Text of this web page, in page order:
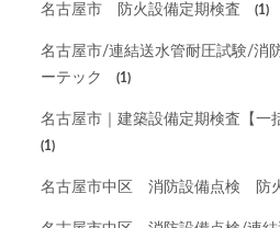
名古屋市 防火設備定期検査 (1)
名古屋市/連結送水管耐圧試験/消
ーテック
(1)
名古屋市｜建築設備定期検査【一
(1)
名古屋市中区 消防設備点検 防